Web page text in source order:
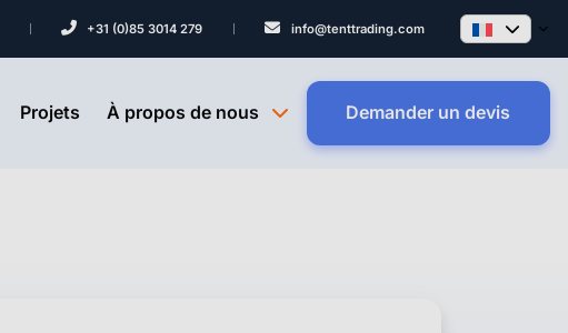
+31 (0)85 3014 279 info@tenttrading.com
Projets À propos de nous Demander un devis